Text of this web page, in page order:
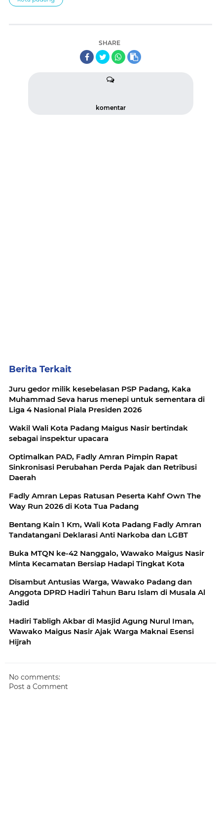
SHARE
komentar
Berita Terkait
Juru gedor milik kesebelasan PSP Padang, Kaka
Muhammad Seva harus menepi untuk sementara di
Liga 4 Nasional Piala Presiden 2026
Wakil Wali Kota Padang Maigus Nasir bertindak
sebagai inspektur upacara
Optimalkan PAD, Fadly Amran Pimpin Rapat
Sinkronisasi Perubahan Perda Pajak dan Retribusi
Daerah
Fadly Amran Lepas Ratusan Peserta Kahf Own The
Way Run 2026 di Kota Tua Padang
Bentang Kain 1 Km, Wali Kota Padang Fadly Amran
Tandatangani Deklarasi Anti Narkoba dan LGBT
Buka MTQN ke-42 Nanggalo, Wawako Maigus Nasir
Minta Kecamatan Bersiap Hadapi Tingkat Kota
Disambut Antusias Warga, Wawako Padang dan
Anggota DPRD Hadiri Tahun Baru Islam di Musala Al
Jadid
Hadiri Tabligh Akbar di Masjid Agung Nurul Iman,
Wawako Maigus Nasir Ajak Warga Maknai Esensi
Hijrah
No comments:
Post a Comment